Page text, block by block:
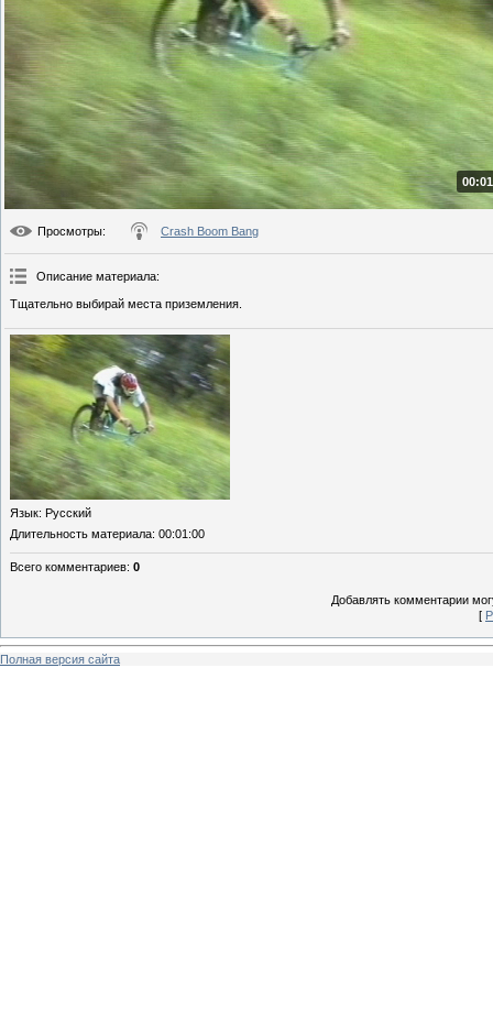
Просмотры: Crash Boom Bang
Описание материала:
Тщательно выбирай места приземления.
Язык: Русский
Длительность материала: 00:01:00
Всего комментариев: 0
Добавлять комментарии
[
Полная версия сайта